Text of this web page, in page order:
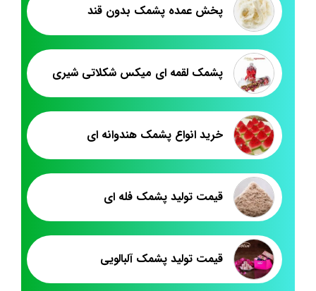
پخش عمده پشمک بدون قند
پشمک لقمه ای میکس شکلاتی شیری
خرید انواع پشمک هندوانه ای
قیمت تولید پشمک فله ای
قیمت تولید پشمک آلبالویی